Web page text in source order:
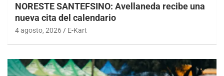
NORESTE SANTEFSINO: Avellaneda recibe una
nueva cita del calendario
4 agosto, 2026 E-Kart